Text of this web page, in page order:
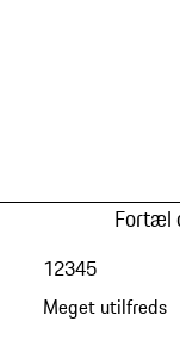
Fortæl
Meget utilfreds
12345